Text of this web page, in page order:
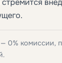
0% комиссии,